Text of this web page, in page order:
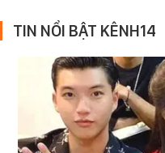
TIN NỔI BẬT KÊNH14